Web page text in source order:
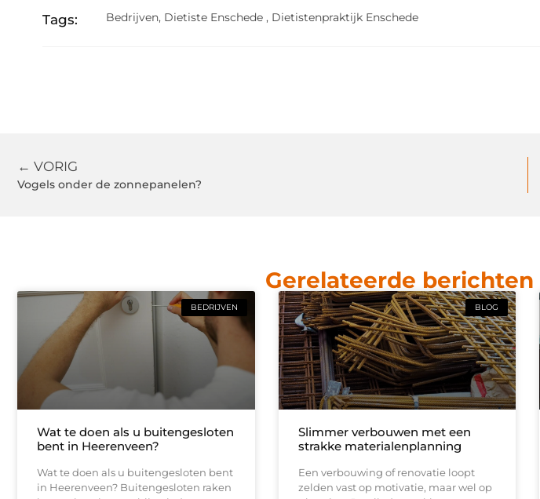
Tags: Bedrijven, Dietiste Enschede , Dietistenpraktijk Enschede
← VORIG
Vogels onder de zonnepanelen?
Gerelateerde berichten
BEDRIJVEN
Wat te doen als u buitengesloten
bent in Heerenveen?
Wat te doen als u buitengesloten bent
in Heerenveen? Buitengesloten raken
BLOG
Slimmer verbouwen met een
strakke materialenplanning
Een verbouwing of renovatie loopt
zelden vast op motivatie, maar wel op